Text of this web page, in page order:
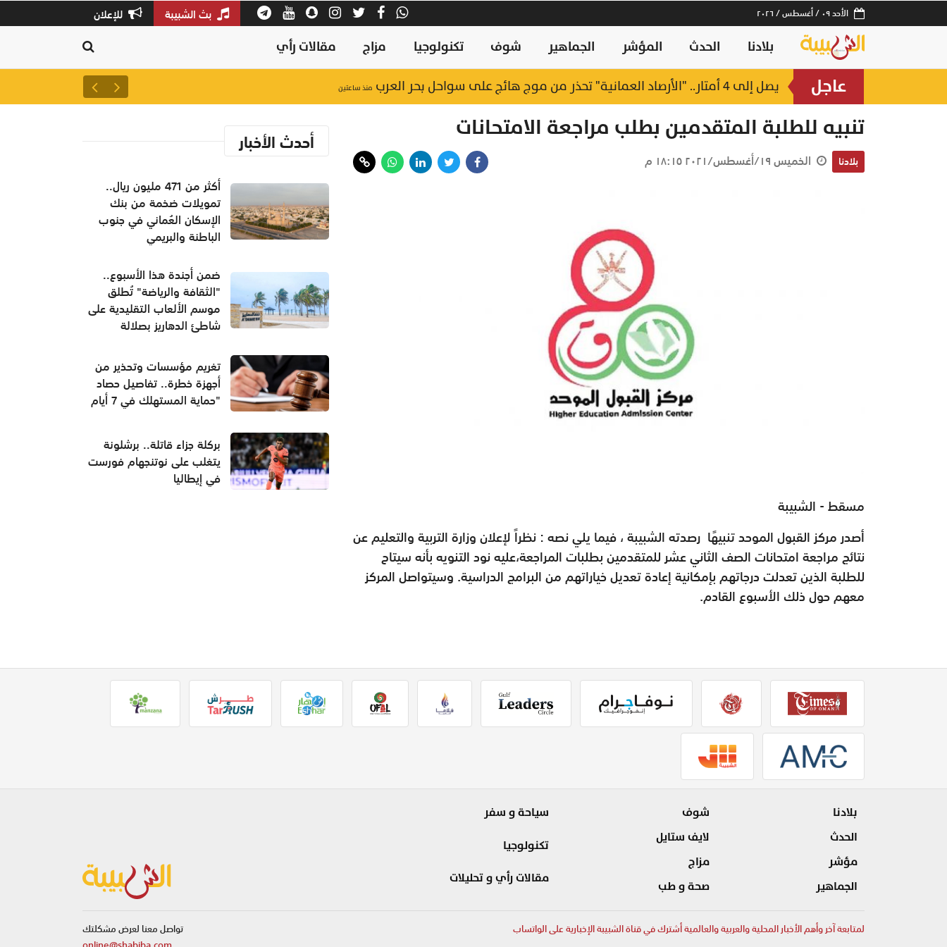
الأحد ٠٩ / أغسطس / ٢٠٢٦ بث الشبيبة للإعلان
بلادنا الحدث المؤشر الجماهير شوف تكنولوجيا مزاج مقالات رأي
عاجل يصل إلى 4 أمتار.. "الأرصاد العمانية" تحذر من موج هائج على سواحل بحر العرب منذ ساعتين
تنبيه للطلبة المتقدمين بطلب مراجعة الامتحانات
بلادنا الخميس ١٩/أغسطس/٢٠٢١ ١٨:١٥ م
مسقط - الشبيبة
أصدر مركز القبول الموحد تنبيهًا رصدته الشبيبة ، فيما يلي نصه : نظراً لإعلان وزارة التربية والتعليم عن
نتائج مراجعة امتحانات الصف الثاني عشر للمتقدمين بطلبات المراجعة،عليه نود التنويه بأنه سيتاح
للطلبة الذين تعدلت درجاتهم بإمكانية إعادة تعديل خياراتهم من البرامج الدراسية. وسيتواصل المركز
معهم حول ذلك الأسبوع القادم.
أحدث الأخبار
أكثر من 471 مليون ريال..
تمويلات ضخمة من بنك
الإسكان العُماني في جنوب
الباطنة والبريمي
ضمن أجندة هذا الأسبوع..
"الثقافة والرياضة" تُطلق
موسم الألعاب التقليدية على
شاطئ الدهاريز بصلالة
تغريم مؤسسات وتحذير من
أجهزة خطرة.. تفاصيل حصاد
"حماية المستهلك في 7 أيام
بركلة جزاء قاتلة.. برشلونة
يتغلب على نوتنجهام فورست
في إيطاليا
بلادنا
الحدث
مؤشر
الجماهير
شوف
لايف ستايل
مزاج
صحة و طب
سياحة و سفر
تكنولوجيا
مقالات رأي و تحليلات
لمتابعة آخر وأهم الأخبار المحلية والعربية والعالمية أشترك في قناة الشبيبة الإخبارية على الواتساب
تواصل معنا لعرض مشكلتك